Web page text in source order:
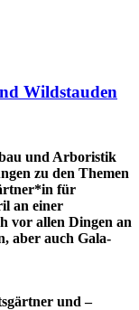
Wildstauden
und Arboristik
zu den Themen
für
an einer
vor allen Dingen an
aber auch Gala-
und –